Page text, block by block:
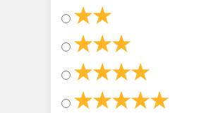
★★
★★★
★★★★
★★★★★